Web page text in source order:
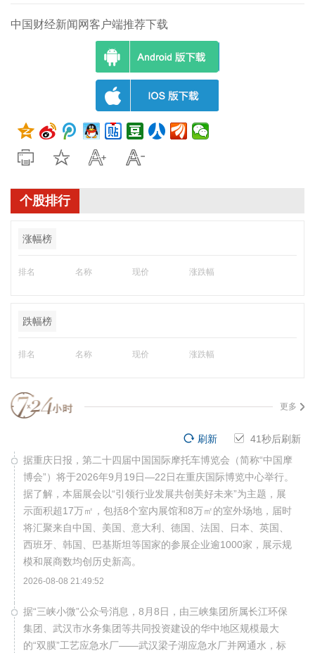
中国财经新闻网客户端推荐下载
个股排行
涨幅榜
排名 名称 现价 涨跌幅
跌幅榜
排名 名称 现价 涨跌幅
更多
40秒后刷新
刷新
据重庆日报，第二十四届中国国际摩托车博览会（简称“中国摩
博会”）将于2026年9月19日—22日在重庆国际博览中心举行。
据了解，本届展会以“引领行业发展共创美好未来”为主题，展
示面积超17万㎡，包括8个室内展馆和8万㎡的室外场地，届时
将汇聚来自中国、美国、意大利、德国、法国、日本、英国、
西班牙、韩国、巴基斯坦等国家的参展企业逾1000家，展示规
模和展商数均创历史新高。
2026-08-08 21:49:52
据“三峡小微”公众号消息，8月8日，由三峡集团所属长江环保
集团、武汉市水务集团等共同投资建设的华中地区规模最大
的“双膜”工艺应急水厂——武汉梁子湖应急水厂并网通水，标